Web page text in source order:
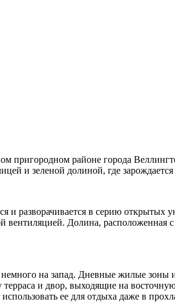
пригородном районе города
и зеленой долиной, где
и разворачивается в серию открытых
вентиляцией. Долина, расположенная
на запад. Дневные жилые зоны
и двор, выходящие на
ее для отдыха даже в